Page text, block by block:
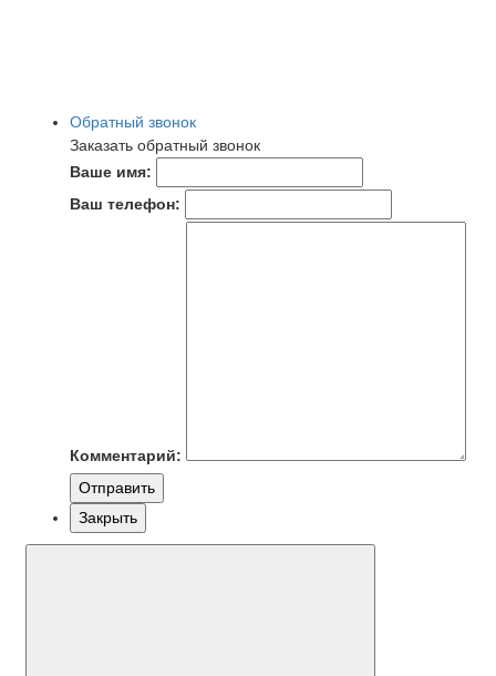
Обратный звонок
Заказать обратный звонок
Ваше имя:
Ваш телефон:
Комментарий:
Отправить
Закрыть